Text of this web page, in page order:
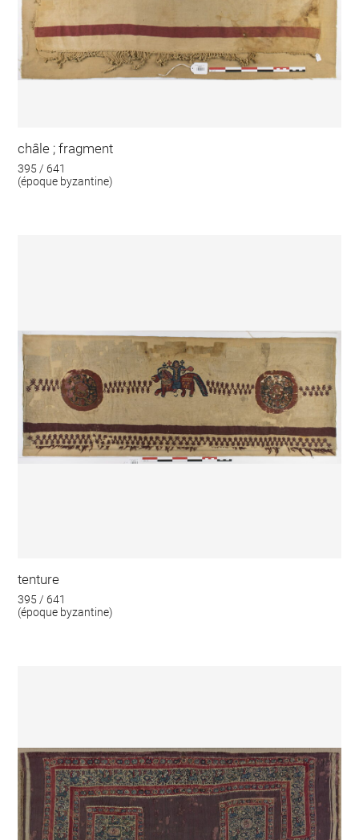
châle ; fragment
395 / 641
(époque byzantine)
tenture
395 / 641
(époque byzantine)